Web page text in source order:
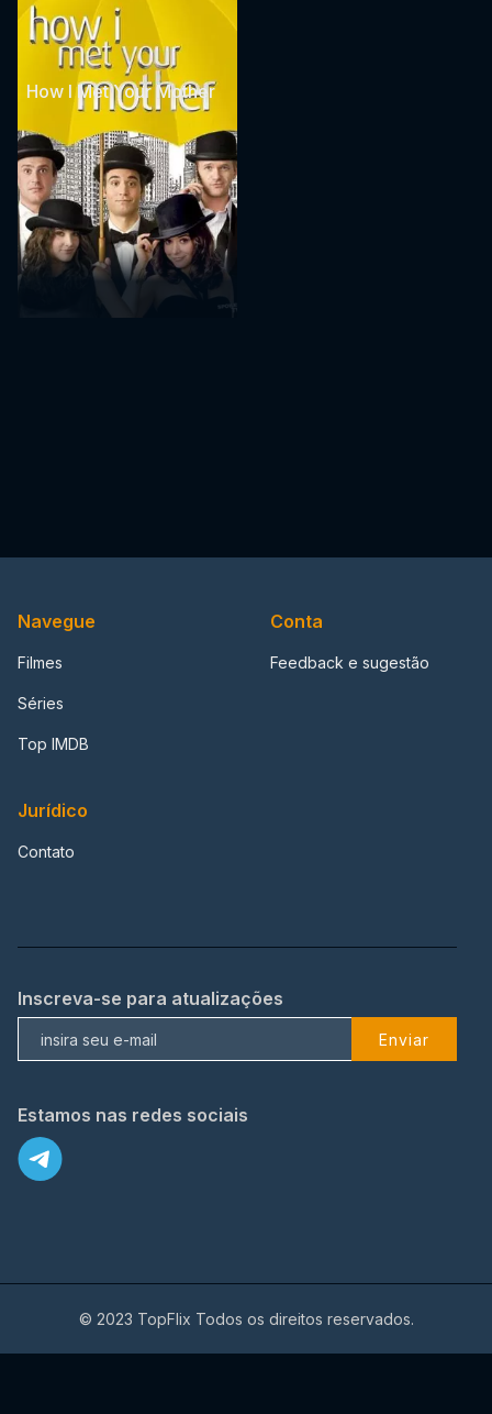
How I Met Your Mother
Navegue
Filmes
Séries
Top IMDB
Conta
Feedback e sugestão
Jurídico
Contato
Inscreva-se para atualizações
Enviar
Estamos nas redes sociais
© 2023 TopFlix Todos os direitos reservados.